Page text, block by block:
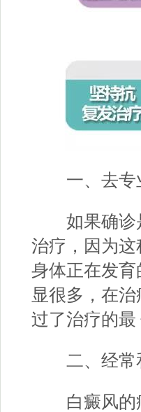
一、去专
如果确诊是
治疗，因为
身体正在发
显很多，在
过了治疗的最
二、经常
白癜风的病